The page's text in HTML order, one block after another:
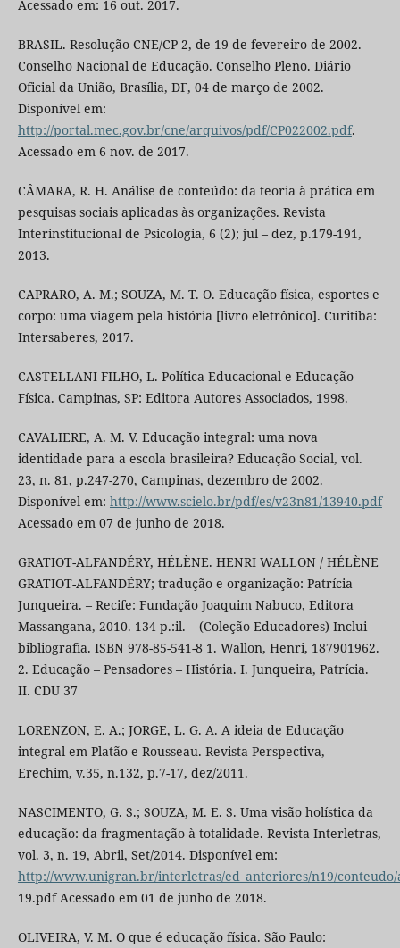
Acessado em: 16 out. 2017.
BRASIL. Resolução CNE/CP 2, de 19 de fevereiro de 2002.
Conselho Nacional de Educação. Conselho Pleno. Diário
Oficial da União, Brasília, DF, 04 de março de 2002.
Disponível em:
http://portal.mec.gov.br/cne/arquivos/pdf/CP022002.pdf.
Acessado em 6 nov. de 2017.
CÂMARA, R. H. Análise de conteúdo: da teoria à prática em
pesquisas sociais aplicadas às organizações. Revista
Interinstitucional de Psicologia, 6 (2); jul – dez, p.179-191,
2013.
CAPRARO, A. M.; SOUZA, M. T. O. Educação física, esportes e
corpo: uma viagem pela história [livro eletrônico]. Curitiba:
Intersaberes, 2017.
CASTELLANI FILHO, L. Política Educacional e Educação
Física. Campinas, SP: Editora Autores Associados, 1998.
CAVALIERE, A. M. V. Educação integral: uma nova
identidade para a escola brasileira? Educação Social, vol.
23, n. 81, p.247-270, Campinas, dezembro de 2002.
Disponível em: http://www.scielo.br/pdf/es/v23n81/13940.pdf
Acessado em 07 de junho de 2018.
GRATIOT-ALFANDÉRY, HÉLÈNE. HENRI WALLON / HÉLÈNE
GRATIOT-ALFANDÉRY; tradução e organização: Patrícia
Junqueira. – Recife: Fundação Joaquim Nabuco, Editora
Massangana, 2010. 134 p.:il. – (Coleção Educadores) Inclui
bibliografia. ISBN 978-85-541-8 1. Wallon, Henri, 187901962.
2. Educação – Pensadores – História. I. Junqueira, Patrícia.
II. CDU 37
LORENZON, E. A.; JORGE, L. G. A. A ideia de Educação
integral em Platão e Rousseau. Revista Perspectiva,
Erechim, v.35, n.132, p.7-17, dez/2011.
NASCIMENTO, G. S.; SOUZA, M. E. S. Uma visão holística da
educação: da fragmentação à totalidade. Revista Interletras,
vol. 3, n. 19, Abril, Set/2014. Disponível em:
http://www.unigran.br/interletras/ed_anteriores/n19/conteudo/
19.pdf Acessado em 01 de junho de 2018.
OLIVEIRA, V. M. O que é educação física. São Paulo: